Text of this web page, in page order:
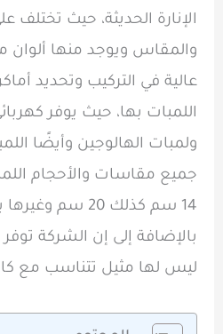
الإنارة الحديثة، حيث
والمقاس ويوجد منها ألوان
عالية في التركيب وتحديد
اللمبات بها، حيث يوفر
ولمبات الهالوجين وأيضًا
14 سم كذلك 20 سم
بالإضافة إلى إن الشركة
ليس لها مثيل تتناسب مع